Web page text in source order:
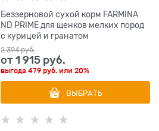
Беззерновой cухой корм FARMINA
ND PRIME для щенков мелких пород
с курицей и гранатом
2 394 руб.
от1 915 руб.
выгода479 руб. или20%
ВЫБРАТЬ